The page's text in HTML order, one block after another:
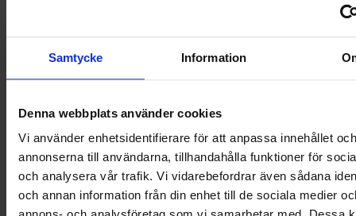
Samtycke Information
Denna webbplats använder cookies
Vi använder enhetsidentifierare för att anpassa innehållet och
annonserna till användarna, tillhandahålla funktioner för
och analysera vår trafik. Vi vidarebefordrar även sådana
och annan information från din enhet till de sociala medier
OHLSSONS REGION MITT
OHLSSONS REGION VÄST
OHLSSONSKOLLEGOR
RENHÅLLNING